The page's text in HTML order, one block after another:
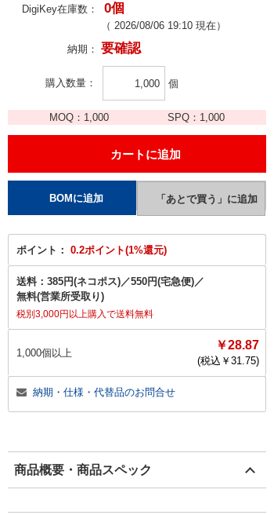
DigiKey在庫数： 0個
（ 2026/08/06 19:10 現在）
納期： 要確認
購入数量 個
MOQ： 1,000 SPQ： 1,000
ポイント： 0.2ポイント(1%還元)
送料： 385円(ネコポス)／550円(宅急便)／
無料(営業所受取り)
税別3,000円以上購入で送料無料
1,000個以上
￥28.87
(税込￥ 31.75)
納期・仕様・代替品のお問合せ
商品概要・商品スペック